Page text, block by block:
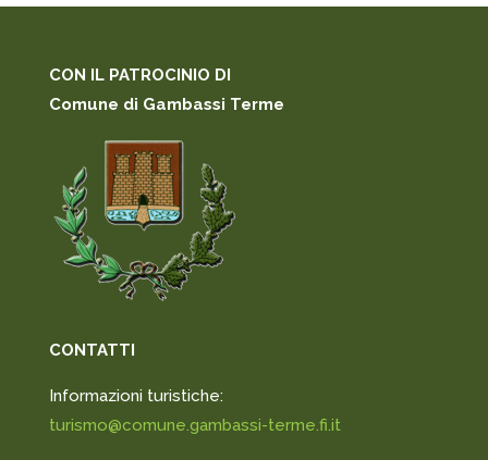
CON IL PATROCINIO DI
Comune di Gambassi Terme
CONTATTI
Informazioni turistiche:
turismo@comune.gambassi-terme.fi.it